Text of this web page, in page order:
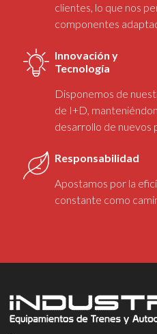
clientes, lo que nos
componentes
Innovación y
Tecnología
Disponemos de
de I+D,
desarrollo de nuevos
Responsabilidad
Apostamos por la
constante como